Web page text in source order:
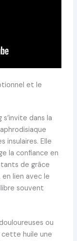
et le
s’invite dans la
insulaires. Elle
la confiance en
de grâce
lien avec le
souvent
ou
huile une